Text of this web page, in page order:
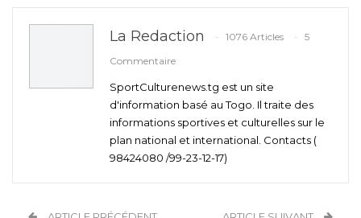
La Redaction 1076 Articles
5
Commentaire
SportCulturenews.tg est un site
d'information basé au Togo. Il traite des
informations sportives et culturelles sur le
plan national et international. Contacts (
98424080 /99-23-12-17)